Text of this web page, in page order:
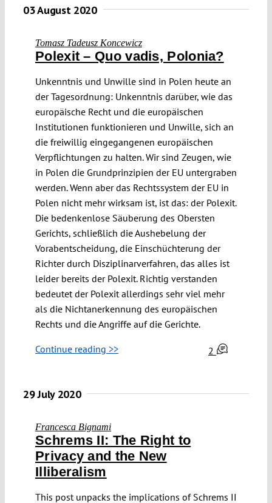
03 August 2020
Tomasz Tadeusz Koncewicz
Polexit – Quo vadis, Polonia?
Unkenntnis und Unwille sind in Polen heute an
der Tagesordnung: Unkenntnis darüber, wie das
europäische Recht und die europäischen
Institutionen funktionieren und Unwille, sich an
die freiwillig eingegangenen europäischen
Verpflichtungen zu halten. Wir sind Zeugen, wie
in Polen die Grundprinzipien der EU untergraben
werden. Wenn aber das Rechtssystem der EU in
Polen nicht mehr wirksam ist, ist das: der Polexit.
Die bedenkenlose Säuberung des Obersten
Gerichts, schließlich die Aushebelung der
Vorabentscheidung, die Einschüchterung der
Richter durch Disziplinarverfahren, das alles ist
leider bereits der Polexit. Richtig verstanden
bedeutet der Polexit allerdings sehr viel mehr
als die Nichtanerkennung des europäischen
Rechts und die Angriffe auf die Gerichte.
Continue reading >> 2
29 July 2020
Francesca Bignami
Schrems II: The Right to
Privacy and the New
Illiberalism
This post unpacks the implications of Schrems II